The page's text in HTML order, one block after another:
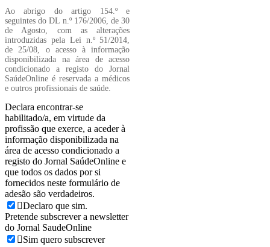
Ao abrigo do artigo 154.º e
seguintes do DL n.º 176/2006, de 30
de Agosto, com as alterações
introduzidas pela Lei n.º 51/2014,
de 25/08, o acesso à informação
disponibilizada na área de acesso
condicionado a registo do Jornal
SaúdeOnline é reservada a médicos
e outros profissionais de saúde.
Declara encontrar-se
habilitado/a, em virtude da
profissão que exerce, a aceder à
informação disponibilizada na
área de acesso condicionado a
registo do Jornal SaúdeOnline e
que todos os dados por si
fornecidos neste formulário de
adesão são verdadeiros.
Declaro que sim.
Pretende subscrever a newsletter
do Jornal SaudeOnline
Sim quero subscrever